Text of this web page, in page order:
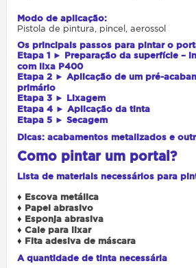
Modo de aplicação:
Pistola de pintura, pincel, aerossol
Os principais passos para pintar o
Etapa 1 ► Preparação da superfície –
com lixa P400
Etapa 2 ► Aplicação de um pré-
primário
Etapa 3 ► Lixagem
Etapa 4 ► Aplicação da tinta
Etapa 5 ► Secagem
Dicas: acabamentos metalizados e
Como pintar um portal?
Lista de materiais necessários para
♦ Escova metálica
♦ Papel abrasivo
♦ Esponja abrasiva
♦ Cale para lixar
♦ Fita adesiva de máscara
A quantidade de tinta necessária